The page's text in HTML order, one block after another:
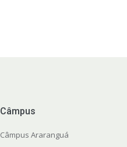
Câmpus
Câmpus Araranguá